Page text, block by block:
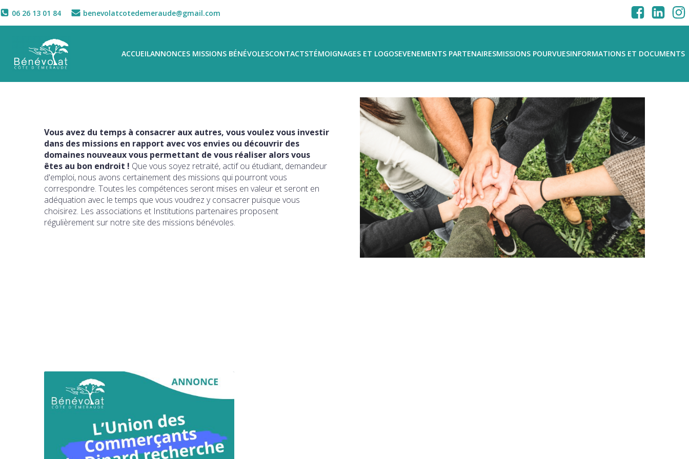
06 26 13 01 84 benevolatcotedemeraude@gmail.com
ACCUEILANNONCES MISSIONS BÉNÉVOLESCONTACTSTÉMOIGNAGES ET LOGOSEVENEMENTS PARTENAIRESMISSIONS POURVUESINFORMATIONS ET DOCUMENTS
Vous avez du temps à consacrer aux autres, vous voulez vous investir
dans des missions en rapport avec vos envies ou découvrir des
domaines nouveaux vous permettant de vous réaliser alors vous
êtes au bon endroit ! Que vous soyez retraité, actif ou étudiant, demandeur
d'emploi, nous avons certainement des missions qui pourront vous
correspondre. Toutes les compétences seront mises en valeur et seront en
adéquation avec le temps que vous voudrez y consacrer puisque vous
choisirez. Les associations et Institutions partenaires proposent
régulièrement sur notre site des missions bénévoles.